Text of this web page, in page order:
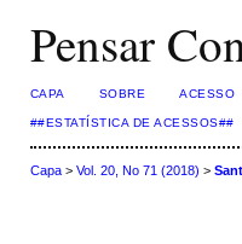
Pensar
CAPA SOBRE ACESSO
##ESTATÍSTICA DE ACESSOS##
Capa> Vol. 20, No 71 (2018) >